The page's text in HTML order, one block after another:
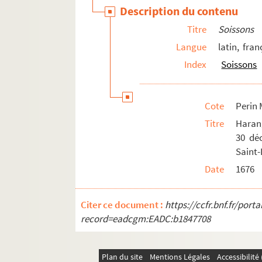
Perin Mss 04356. Union de maladreries
Perin Mss 04357 GF. Mémoire pour
Perin Mss 04358 GF. Mémoire de la
Perin Mss 04359. Requête adressée
Perin Mss 04361. Indulgence plénière
Perin Mss 04364. Fête donnée à
Perin Mss 04365. Notice sur le prince
Perin Mss 04366. Actes de
Perin Mss 04367. Notice sur l'abbé de
Perin Mss 04368. Lettre de l'abbé
Perin Mss 04369. Statuts de M. Fabio
Perin Mss 04371. Illustratio rituum
Description du contenu
Titre
Soissons
Langue
latin,
Index
Soissons
Cote
Perin
Titre
30
Date
1676
Citer ce document : https://ccfr.bnf.fr/
record=eadcgm:EADC:b1847708
Plan du site Mentions Légales